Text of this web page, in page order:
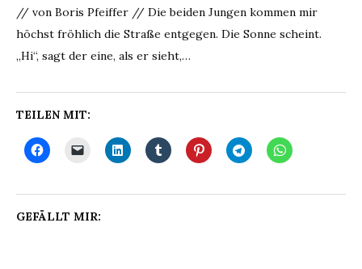
// von Boris Pfeiffer // Die beiden Jungen kommen mir
höchst fröhlich die Straße entgegen. Die Sonne scheint.
„Hi“, sagt der eine, als er sieht,…
TEILEN MIT:
GEFÄLLT MIR: